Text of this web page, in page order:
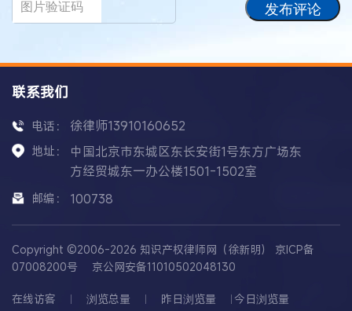
发布评论
联系我们
电话： 徐律师13910160652
地址：
中国北京市东城区东长安街1号东方广场东
方经贸城东一办公楼1501-1502室
邮编： 100738
Copyright ©2006-2026 知识产权律师网（徐新明） 京ICP备
07008200号
京公网安备11010502048130
在线访客 浏览总量 昨日浏览量 今日浏览量